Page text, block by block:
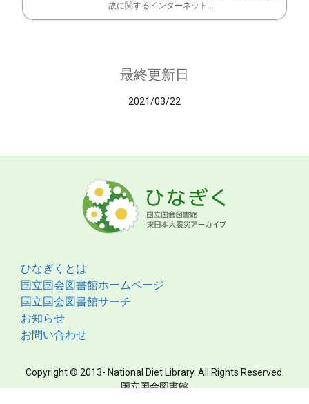
故に関するインターネット...
最終更新日
2021/03/22
ひなぎくとは
国立国会図書館ホームページ
国立国会図書館サーチ
お知らせ
お問い合わせ
Copyright © 2013- National Diet Library. All Rights Reserved.